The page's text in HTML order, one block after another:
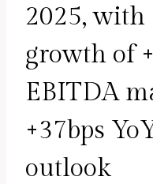
2025, with
growth of
EBITDA
+37bps
outlook